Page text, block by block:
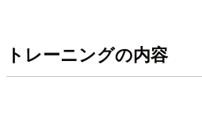
トレーニングの内容